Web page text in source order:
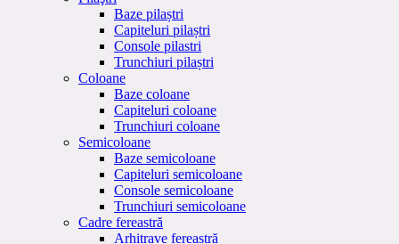
Baze pilaștri
Capiteluri pilaștri
Console pilastri
Trunchiuri pilaștri
Coloane
Baze coloane
Capiteluri coloane
Trunchiuri coloane
Semicoloane
Baze semicoloane
Capiteluri semicoloane
Console semicoloane
Trunchiuri semicoloane
Cadre fereastră
Arhitrave fereastră